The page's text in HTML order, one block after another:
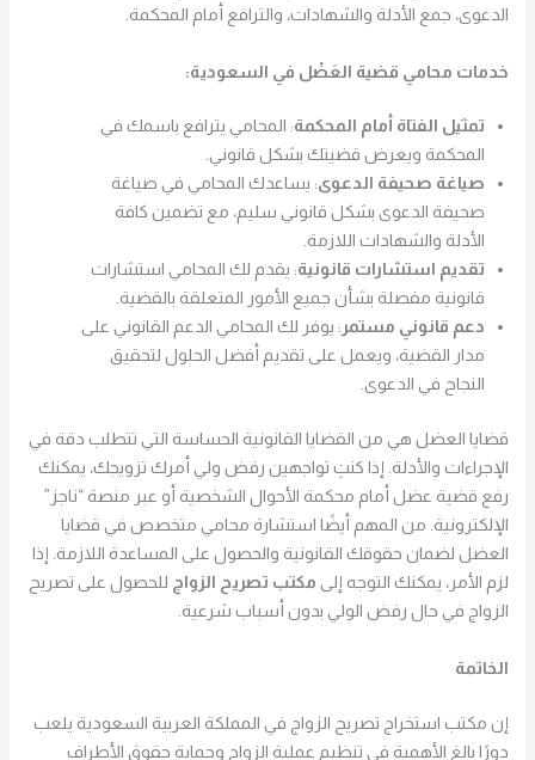
الدعوى، جمع الأدلة والشهادات، والترافع أمام المحكمة.
خدمات محامي قضية العَضْل في السعودية:
تمثيل الفتاة أمام المحكمة: المحامي يترافع باسمك في
المحكمة ويعرض قضيتك بشكل قانوني.
صياغة صحيفة الدعوى: يساعدك المحامي في صياغة
صحيفة الدعوى بشكل قانوني سليم، مع تضمين كافة
الأدلة والشهادات اللازمة.
تقديم استشارات قانونية: يقدم لك المحامي استشارات
قانونية مفصلة بشأن جميع الأمور المتعلقة بالقضية.
دعم قانوني مستمر : يوفر لك المحامي الدعم القانوني على
مدار القضية، ويعمل على تقديم أفضل الحلول لتحقيق
النجاح في الدعوى.
قضايا العضل هي من القضايا القانونية الحساسة التي تتطلب دقة في
الإجراءات والأدلة. إذا كنتِ تواجهين رفض ولي أمرك تزويجك، يمكنك
رفع قضية عضل أمام محكمة الأحوال الشخصية أو عبر منصة “ناجز”
الإلكترونية. من المهم أيضًا استشارة محامي متخصص في قضايا
العضل لضمان حقوقك القانونية والحصول على المساعدة اللازمة. إذا
لزم الأمر، يمكنك التوجه إلى مكتب تصريح الزواج للحصول على تصريح
الزواج في حال رفض الولي بدون أسباب شرعية.
الخاتمة
إن مكتب استخراج تصريح الزواج في المملكة العربية السعودية يلعب
دورًا بالغ الأهمية في تنظيم عملية الزواج وحماية حقوق الأطراف